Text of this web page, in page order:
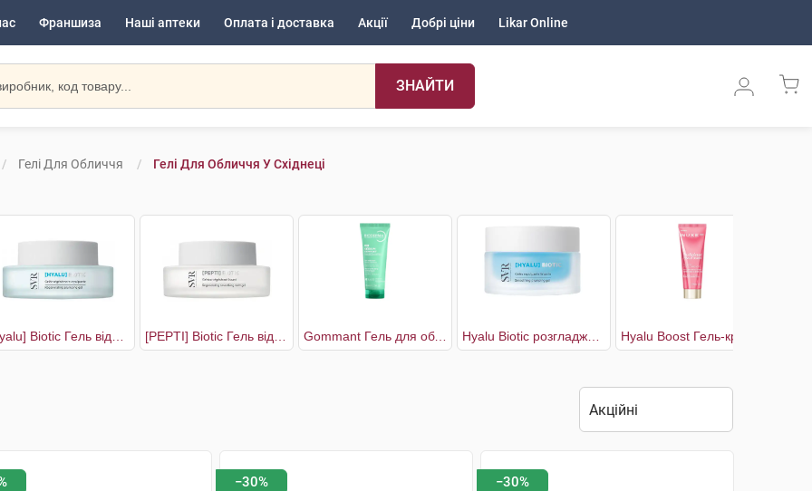
Франшиза Наші аптеки Оплата і доставка Акції Добрі ціни Likar Online
ЗНАЙТИ
Гелі Для Обличчя Гелі Для Обличчя У Східнеці
Gommant Гель для обличчя відлущуючий для жирної та комбінованої шкіри
−30% −30%